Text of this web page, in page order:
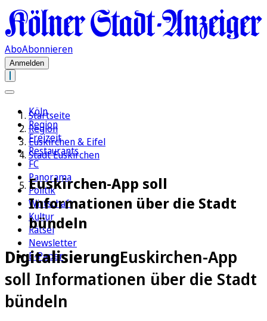
AboAbonnieren
Anmelden
Köln
Region
Freizeit
Restaurants
FC
Panorama
Politik
Wirtschaft
Kultur
Rätsel
Newsletter
E-Paper
Startseite
Region
Euskirchen & Eifel
Stadt Euskirchen
Euskirchen-App soll
Informationen über die Stadt
bündeln
DigitalisierungEuskirchen-App
soll Informationen über die Stadt
bündeln